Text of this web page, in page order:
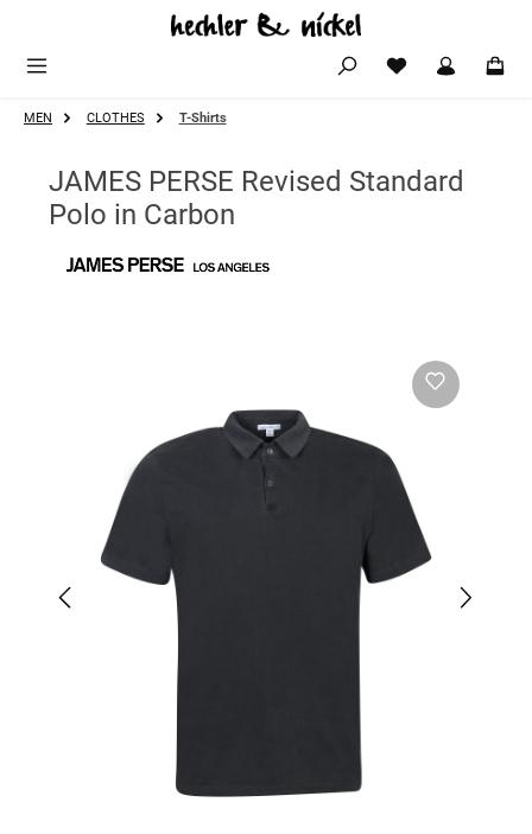
Zum Hauptinhalt springen
MEN CLOTHES T-Shirts
JAMES PERSE Revised Standard
Polo in Carbon